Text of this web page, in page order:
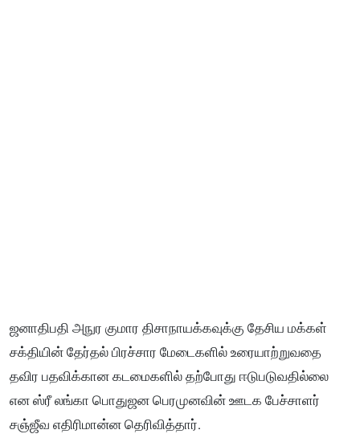
ஜனாதிபதி அநுர குமார திசாநாயக்கவுக்கு தேசிய மக்கள்
சக்தியின் தேர்தல் பிரச்சார மேடைகளில் உரையாற்றுவதை
தவிர பதவிக்கான கடமைகளில் தற்போது ஈடுபடுவதில்லை
என ஸ்ரீ லங்கா பொதுஜன பெரமுனவின் ஊடக பேச்சாளர்
சஞ்ஜீவ எதிரிமான்ன தெரிவித்தார்.